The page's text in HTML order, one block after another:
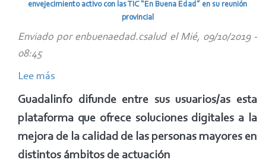
envejecimiento activo con las TIC “En Buena Edad” en su reunión
provincial
Enviado por enbuenaedad.csaludel Mié, 09/10/2019 -
08:45
Lee más
Los
Guadalinfo
de
Almería
Guadalinfo difunde entre sus usuarios/as esta
plataforma que ofrece soluciones digitales a la
mejora de la calidad de las personas mayores en
distintos ámbitos de actuación